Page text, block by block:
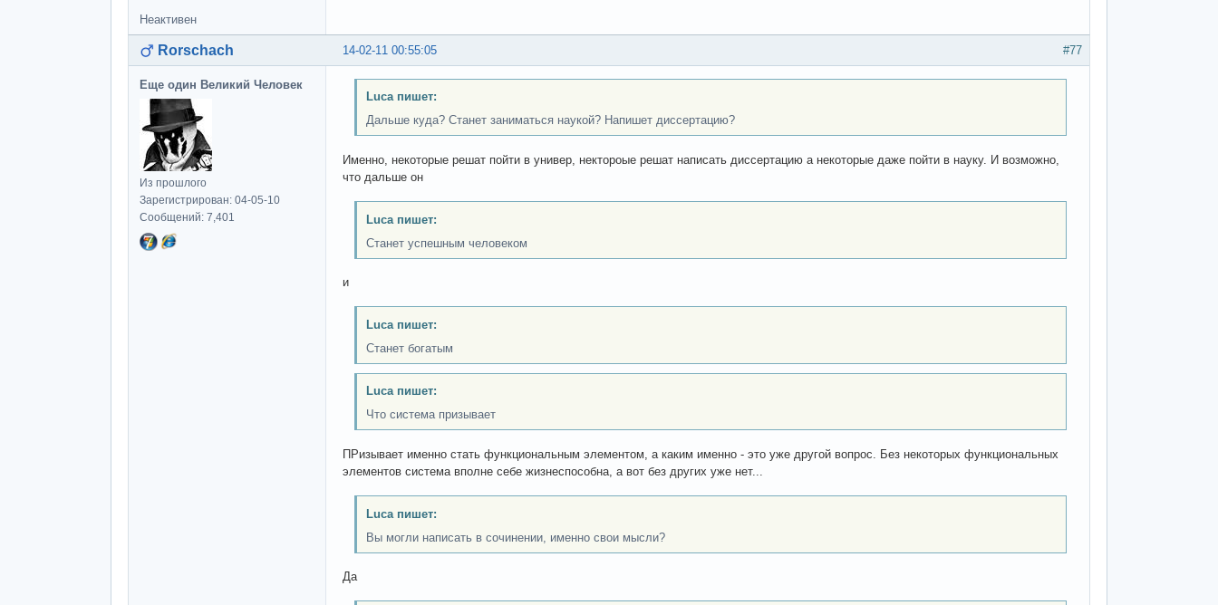
Неактивен
#77
14-02-11 00:55:05
Rorschach
Еще один Великий Человек
Из прошлого
Зарегистрирован: 04-05-10
Сообщений: 7,401
Luca пишет:
Дальше куда? Станет заниматься наукой? Напишет диссертацию?
Именно, некоторые решат пойти в универ, нектороые решат написать диссертацию а некоторые даже пойти в науку. И возможно,
что дальше он
Luca пишет:
Станет успешным человеком
и
Luca пишет:
Станет богатым
Luca пишет:
Что система призывает
ПРизывает именно стать функциональным элементом, а каким именно - это уже другой вопрос. Без некоторых функциональных
элементов система вполне себе жизнеспособна, а вот без других уже нет...
Luca пишет:
Вы могли написать в сочинении, именно свои мысли?
Да